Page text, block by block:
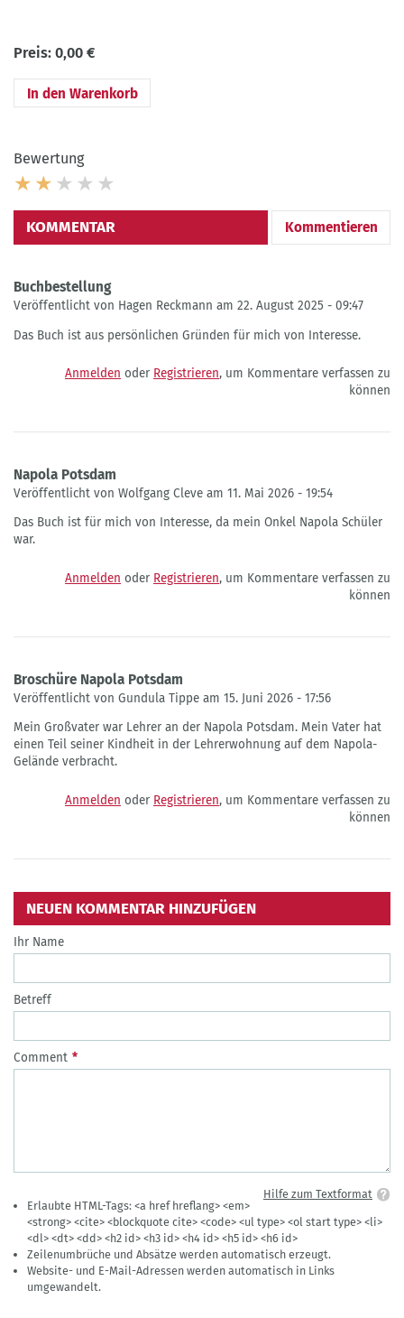
Preis: 0,00 €
Bewertung
KOMMENTAR Kommentieren
Buchbestellung
Veröffentlicht von Hagen Reckmann am 22. August 2025 - 09:47
Das Buch ist aus persönlichen Gründen für mich von Interesse.
Anmelden oder Registrieren, um Kommentare verfassen zu
können
Napola Potsdam
Veröffentlicht von Wolfgang Cleve am 11. Mai 2026 - 19:54
Das Buch ist für mich von Interesse, da mein Onkel Napola Schüler
war.
Anmelden oder Registrieren, um Kommentare verfassen zu
können
Broschüre Napola Potsdam
Veröffentlicht von Gundula Tippe am 15. Juni 2026 - 17:56
Mein Großvater war Lehrer an der Napola Potsdam. Mein Vater hat
einen Teil seiner Kindheit in der Lehrerwohnung auf dem Napola-
Gelände verbracht.
Anmelden oder Registrieren, um Kommentare verfassen zu
können
NEUEN KOMMENTAR HINZUFÜGEN
Ihr Name
Betreff
Comment
Hilfe zum Textformat
Erlaubte HTML-Tags: <a href hreflang> <em>
<strong> <cite> <blockquote cite> <code> <ul type> <ol start type> <li>
<dl> <dt> <dd> <h2 id> <h3 id> <h4 id> <h5 id> <h6 id>
Zeilenumbrüche und Absätze werden automatisch erzeugt.
Website- und E-Mail-Adressen werden automatisch in Links
umgewandelt.